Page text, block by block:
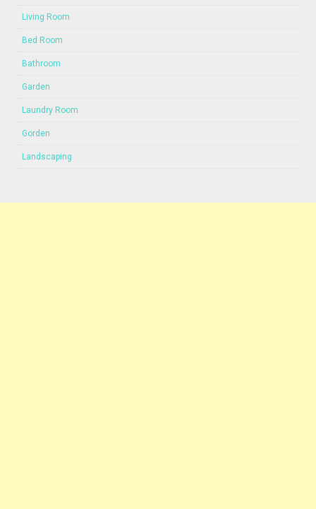
Living Room
Bed Room
Bathroom
Garden
Laundry Room
Gorden
Landscaping